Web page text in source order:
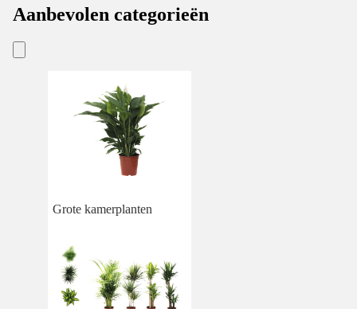
Aanbevolen categorieën
Grote kamerplanten